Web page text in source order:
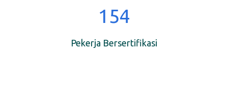
154
Pekerja Bersertifikasi